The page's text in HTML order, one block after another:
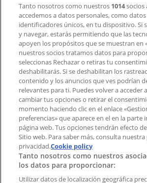
Contacto comercial y de
Tienda mal colocada en el mapa
Notificar un folleto
¿Encontraste un problema en la
aplicación?
Índices
Marcas
Marcas locales
Negocios
Negocios cercanos
Productos
Productos locales
Tanto nosotros como nuestros 1014socios
accedemos a datos personales, como
identificadores únicos, en tu dispositivo. Si
y navegar, estarás permitiendo que las
apoyen los propósitos que se muestran en
nuestros socios tratamos datos para
seleccionas Rechazar o retiras tu
deshabilitarás. Si se deshabilitan los
contenido y los anuncios que ves podrían
relevantes para ti. Puedes volver a acceder
cambiar tus opciones o retirar el
momento haciendo clic en el enlace
preferencias» que aparece en el en la parte
página web. Tus opciones tendrán efecto
Sitio web. Para saber más, consulta
privacidad.Cookie policy
Tanto nosotros como nuestros
los datos para proporcionar:
Utilizar datos de localización geográfica